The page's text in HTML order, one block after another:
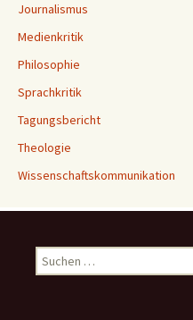
Journalismus
Medienkritik
Philosophie
Sprachkritik
Tagungsbericht
Theologie
Wissenschaftskommunikation
Suchen
nach: